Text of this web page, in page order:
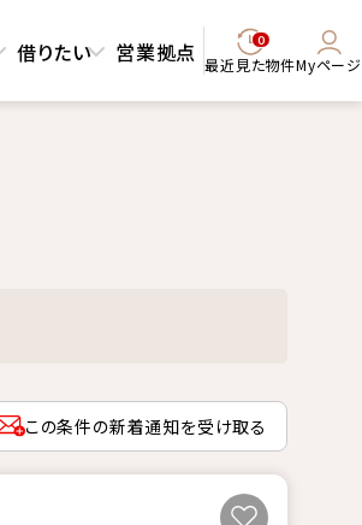
借りたい 営業拠点 0
最近見た物件Myページ
この条件の新着通知を受け取る